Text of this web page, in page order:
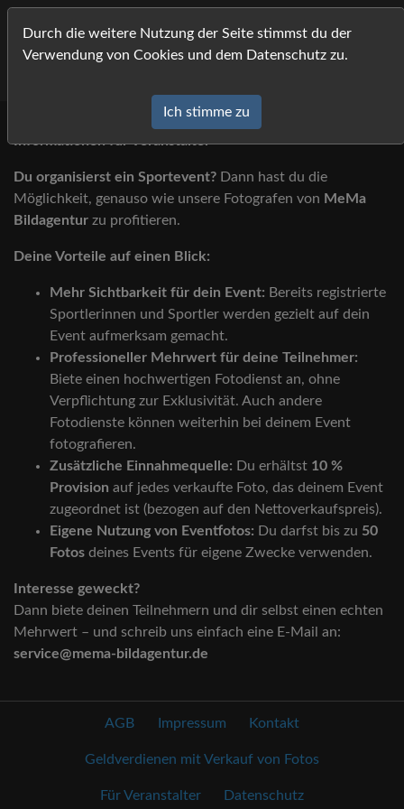
MeMa Bildagentur Pressfoto- und
Informationen für Veranstalter
Du organisierst ein Sportevent? Dann hast du die
Möglichkeit, genauso wie unsere Fotografen von MeMa
Bildagentur zu profitieren.
Deine Vorteile auf einen Blick:
Mehr Sichtbarkeit für dein Event: Bereits registrierte
Sportlerinnen und Sportler werden gezielt auf dein
Event aufmerksam gemacht.
Professioneller Mehrwert für deine Teilnehmer:
Biete einen hochwertigen Fotodienst an, ohne
Verpflichtung zur Exklusivität. Auch andere
Fotodienste können weiterhin bei deinem Event
fotografieren.
Zusätzliche Einnahmequelle: Du erhältst 10 %
Provision auf jedes verkaufte Foto, das deinem Event
zugeordnet ist (bezogen auf den Nettoverkaufspreis).
Eigene Nutzung von Eventfotos: Du darfst bis zu 50
Fotos deines Events für eigene Zwecke verwenden.
Interesse geweckt?
Dann biete deinen Teilnehmern und dir selbst einen echten
Mehrwert – und schreib uns einfach eine E-Mail an:
service@mema-bildagentur.de
Durch die weitere Nutzung der Seite stimmst du der
Verwendung von Cookies und dem Datenschutz zu.
Ich stimme zu
AGB Impressum Kontakt
Geldverdienen mit Verkauf von Fotos
Für Veranstalter Datenschutz